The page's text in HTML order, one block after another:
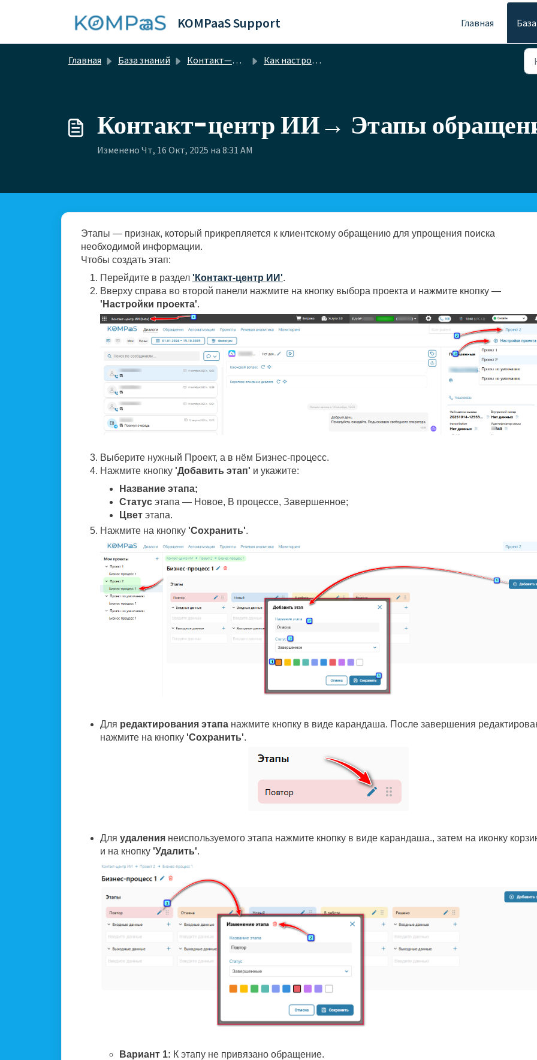
KOMPaaS Support Главная
Главная База знаний Контакт—центр ИИ Как настроить
Контакт-центр ИИ→ Этапы
Изменено Чт, 16 Окт, 2025 на 8:31 AM
Этапы — признак, который прикрепляется к клиентскому обращению для упрощения поиска
необходимой информации.
Чтобы создать этап:
Перейдите в раздел 'Контакт-центр ИИ'.
Вверху справа во второй панели нажмите на кнопку выбора проекта и нажмите кнопку —
'Настройки проекта'.
Выберите нужный Проект, а в нём Бизнес-процесс.
Нажмите кнопку 'Добавить этап' и укажите:
Название этапа;
Статус этапа — Новое, В процессе, Завершенное;
Цвет этапа.
Нажмите на кнопку 'Сохранить'.
Для редактирования этапа нажмите кнопку в виде карандаша. После завершения
нажмите на кнопку 'Сохранить'.
Для удаления неиспользуемого этапа нажмите кнопку в виде карандаша., затем на иконку
и на кнопку 'Удалить'.
Вариант 1: К этапу не привязано обращение.